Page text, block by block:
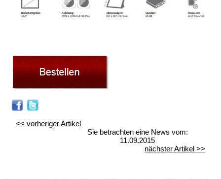
<< vorheriger Artikel
Sie betrachten eine News vom:
11.09.2015
nächster Artikel >>